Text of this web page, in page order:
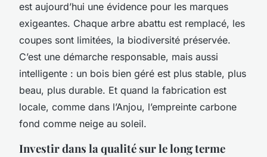
est aujourd’hui une évidence pour les marques
exigeantes. Chaque arbre abattu est remplacé, les
coupes sont limitées, la biodiversité préservée.
C’est une démarche responsable, mais aussi
intelligente : un bois bien géré est plus stable, plus
beau, plus durable. Et quand la fabrication est
locale, comme dans l’Anjou, l’empreinte carbone
fond comme neige au soleil.
Investir dans la qualité sur le long terme